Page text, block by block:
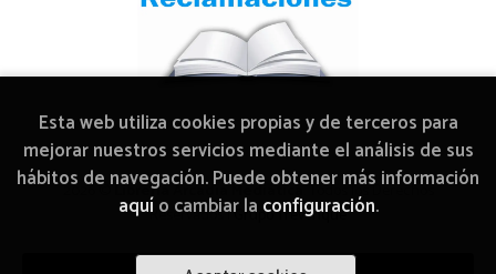
2026 ©Librería Arcadia Mediática. Todos los Derechos
Reservados |Grupo Trevenque
Esta web utiliza cookies propias y de terceros para
mejorar nuestros servicios mediante el análisis de sus
hábitos de navegación. Puede obtener más información
aquío cambiar la configuración.